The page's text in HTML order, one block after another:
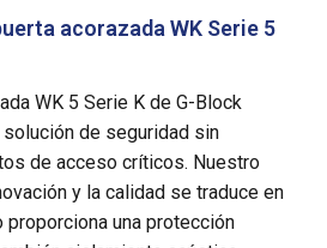
acorazada WK Serie 5
WK 5 Serie K de G-Block
de seguridad sin
de acceso críticos. Nuestro
y la calidad se traduce en
proporciona una protección